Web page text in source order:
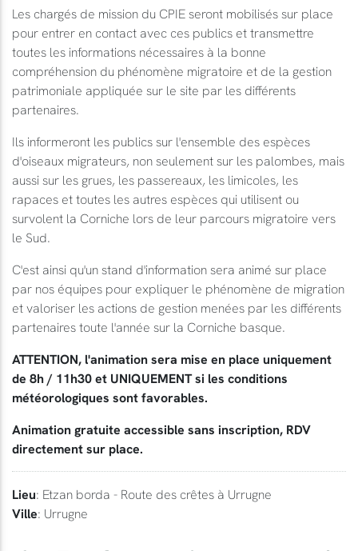
Les chargés de mission du CPIE seront mobilisés sur place
pour entrer en contact avec ces publics et transmettre
toutes les informations nécessaires à la bonne
compréhension du phénomène migratoire et de la gestion
patrimoniale appliquée sur le site par les différents
partenaires.
Ils informeront les publics sur l'ensemble des espèces
d'oiseaux migrateurs, non seulement sur les palombes, mais
aussi sur les grues, les passereaux, les limicoles, les
rapaces et toutes les autres espèces qui utilisent ou
survolent la Corniche lors de leur parcours migratoire vers
le Sud.
C'est ainsi qu'un stand d'information sera animé sur place
par nos équipes pour expliquer le phénomène de migration
et valoriser les actions de gestion menées par les différents
partenaires toute l'année sur la Corniche basque.
ATTENTION, l'animation sera mise en place uniquement
de 8h / 11h30 et UNIQUEMENT si les conditions
météorologiques sont favorables.
Animation gratuite accessible sans inscription, RDV
directement sur place.
Lieu: Etzan borda - Route des crêtes à Urrugne
Ville: Urrugne